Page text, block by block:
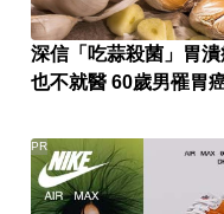
深信「吃蒜殺菌」胃潰
也不就醫 60歲男罹胃
PR